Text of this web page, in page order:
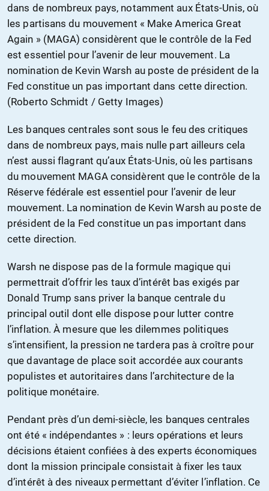
dans de nombreux pays, notamment aux États-Unis, où
les partisans du mouvement « Make America Great
Again » (MAGA) considèrent que le contrôle de la Fed
est essentiel pour l’avenir de leur mouvement. La
nomination de Kevin Warsh au poste de président de la
Fed constitue un pas important dans cette direction.
(Roberto Schmidt / Getty Images)
Les banques centrales sont sous le feu des critiques
dans de nombreux pays, mais nulle part ailleurs cela
n’est aussi flagrant qu’aux États-Unis, où les partisans
du mouvement MAGA considèrent que le contrôle de la
Réserve fédérale est essentiel pour l’avenir de leur
mouvement. La nomination de Kevin Warsh au poste de
président de la Fed constitue un pas important dans
cette direction.
Warsh ne dispose pas de la formule magique qui
permettrait d’offrir les taux d’intérêt bas exigés par
Donald Trump sans priver la banque centrale du
principal outil dont elle dispose pour lutter contre
l’inflation. À mesure que les dilemmes politiques
s’intensifient, la pression ne tardera pas à croître pour
que davantage de place soit accordée aux courants
populistes et autoritaires dans l’architecture de la
politique monétaire.
Pendant près d’un demi-siècle, les banques centrales
ont été « indépendantes » : leurs opérations et leurs
décisions étaient confiées à des experts économiques
dont la mission principale consistait à fixer les taux
d’intérêt à des niveaux permettant d’éviter l’inflation. Ce